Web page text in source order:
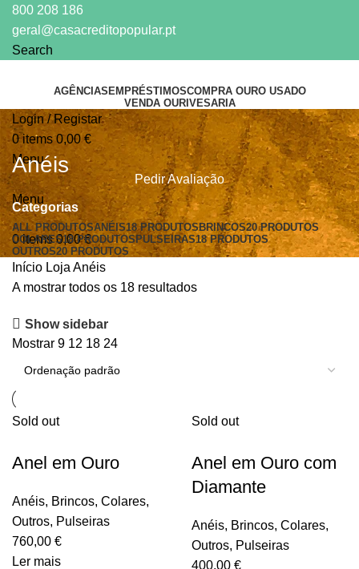
800 208 186
geral@casacreditopopular.pt
Search
AGÊNCIAS EMPRÉSTIMOSCOMPRA OURO USADO
VENDA OURIVESARIA
Login / Registar
0items 0,00€
Menu
Pedir Avaliação
Menu
0items 0,00€
Anéis
Categorias
ALL PRODUTOSANÉIS18 PRODUTOSBRINCOS20 PRODUTOS
COLARES18 PRODUTOSPULSEIRAS18 PRODUTOS
OUTROS20 PRODUTOS
Início Loja Anéis
A mostrar todos os 18 resultados
Show sidebar
Mostrar 9 12 18 24
Sold out
Anel em Ouro
Anéis, Brincos, Colares,
Outros, Pulseiras
760,00 €
Ler mais
Sold out
Anel em Ouro com
Diamante
Anéis, Brincos, Colares,
Outros, Pulseiras
400,00 €